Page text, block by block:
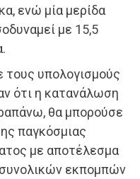
ενώ μία μερίδα
με 15,5
υπολογισμούς
ότι η κατανάλωση
θα μπορούσε
παγκόσμιας
με αποτέλεσμα
εκπομπών